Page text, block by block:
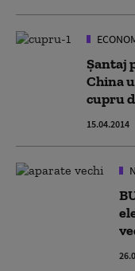
Şantaj
China
cupru
15.04.2014